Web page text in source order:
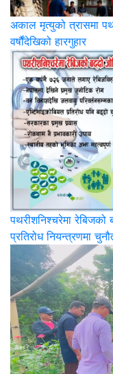
अकाल मृत्युको त्रासमा
वर्षौंदेखिको हारगुहार
पथरीशनिश्‍चरेमा रेबिजको
प्रतिरोध नियन्त्रणमा